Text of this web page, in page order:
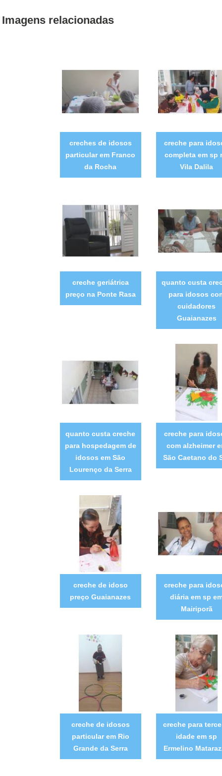
Imagens relacionadas
creches de idosos
particular em Franco
da Rocha
creche para
completa em sp
Vila Dalila
creche geriátrica
preço na Ponte Rasa
quanto custa
para idosos
cuidadores
Guaianazes
quanto custa creche
para hospedagem de
idosos em São
Lourenço da Serra
creche para
com alzheimer
São Caetano do
creche de idoso
preço Guaianazes
creche para
diária em sp
Mairiporã
creche de idosos
particular em Rio
Grande da Serra
creche para
idade em sp
Ermelino